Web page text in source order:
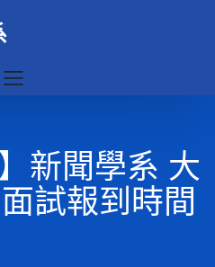
】新聞學系 大
試報到時間